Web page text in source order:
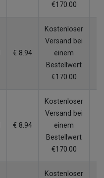
€170.00
€ 8.94
Kostenloser
Versand bei
einem
Bestellwert
€170.00
€ 8.94
Kostenloser
Versand bei
einem
Bestellwert
€170.00
Kostenloser